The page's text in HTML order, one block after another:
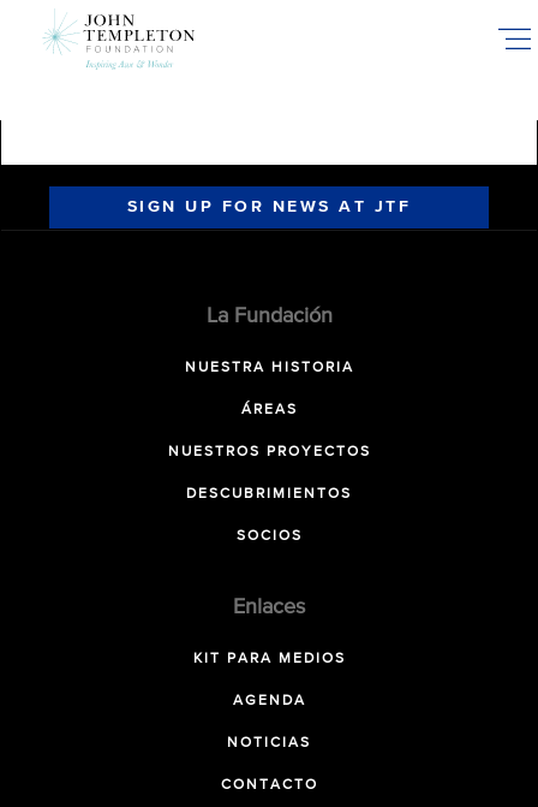
SIGN UP FOR NEWS AT JTF
La Fundación
NUESTRA HISTORIA
ÁREAS
NUESTROS PROYECTOS
DESCUBRIMIENTOS
SOCIOS
Enlaces
KIT PARA MEDIOS
AGENDA
NOTICIAS
CONTACTO